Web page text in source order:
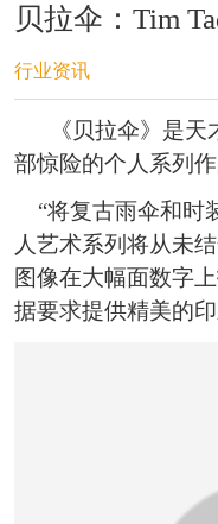
恭喜
恭喜
恭喜
恭喜
恭喜
恭喜
恭喜
贝拉伞：Tim
行业资讯
《贝拉伞》是天
部惊险的个人系列作
“将复古雨伞和时
人艺术系列将从未
图像在大幅面数字
据要求提供精美的